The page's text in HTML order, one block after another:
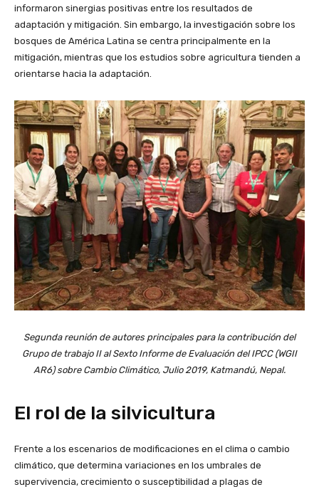
informaron sinergias positivas entre los resultados de
adaptación y mitigación. Sin embargo, la investigación sobre los
bosques de América Latina se centra principalmente en la
mitigación, mientras que los estudios sobre agricultura tienden a
orientarse hacia la adaptación.
Segunda reunión de autores principales para la contribución del
Grupo de trabajo II al Sexto Informe de Evaluación del IPCC (WGII
AR6) sobre Cambio Climático, Julio 2019, Katmandú, Nepal.
El rol de la silvicultura
Frente a los escenarios de modificaciones en el clima o cambio
climático, que determina variaciones en los umbrales de
supervivencia, crecimiento o susceptibilidad a plagas de